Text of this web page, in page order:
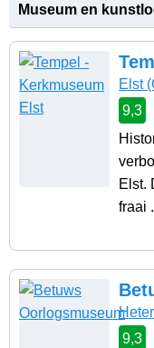
Museum en
Elst
9,3
Elst.
fraai
9,3